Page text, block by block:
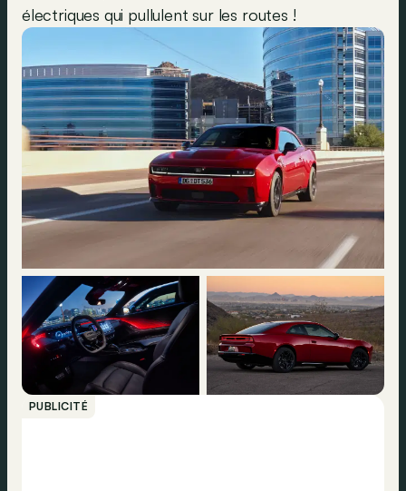
électriques qui pullulent sur les routes !
PUBLICITÉ